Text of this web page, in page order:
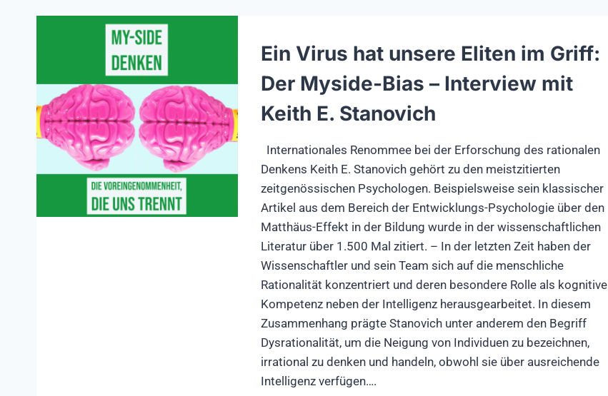
Ein Virus hat unsere Eliten im Griff:
Der Myside-Bias – Interview mit
Keith E. Stanovich
Internationales Renommee bei der Erforschung des rationalen
Denkens Keith E. Stanovich gehört zu den meistzitierten
zeitgenössischen Psychologen. Beispielsweise sein klassischer
Artikel aus dem Bereich der Entwicklungs-Psychologie über den
Matthäus-Effekt in der Bildung wurde in der wissenschaftlichen
Literatur über 1.500 Mal zitiert. – In der letzten Zeit haben der
Wissenschaftler und sein Team sich auf die menschliche
Rationalität konzentriert und deren besondere Rolle als kognitive
Kompetenz neben der Intelligenz herausgearbeitet. In diesem
Zusammenhang prägte Stanovich unter anderem den Begriff
Dysrationalität, um die Neigung von Individuen zu bezeichnen,
irrational zu denken und handeln, obwohl sie über ausreichende
Intelligenz verfügen….